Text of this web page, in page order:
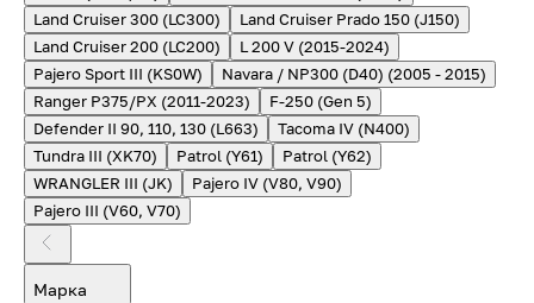
Land Cruiser 300 (LC300)
Land Cruiser Prado 150 (J150)
Land Cruiser 200 (LC200)
L 200 V (2015-2024)
Pajero Sport III (KS0W)
Navara / NP300 (D40) (2005 - 2015)
Ranger P375/PX (2011-2023)
F-250 (Gen 5)
Defender II 90, 110, 130 (L663)
Tacoma IV (N400)
Tundra III (XK70)
Patrol (Y61)
Patrol (Y62)
WRANGLER III (JK)
Pajero IV (V80, V90)
Pajero III (V60, V70)
Марка